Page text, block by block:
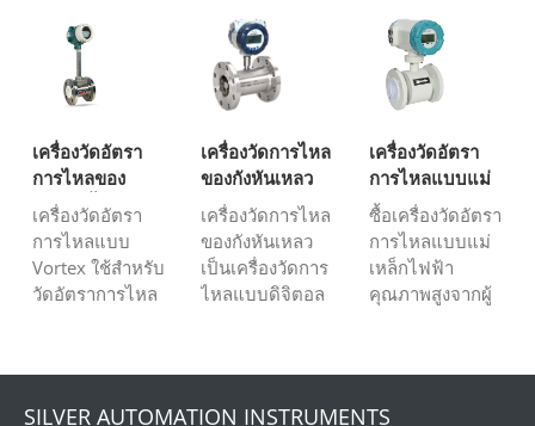
อาจเป็นงานที่
ยากสำหรับเครื่อง
วัดการไหล เช่น
ของกังหัน โรตา
มิเตอร์ เครื่องวัด
อัตราการไหลเชิง
บ...
ของเครื่องวัด
อัตราการไหล
สำหรับวัด
ปริมาณการใช้น้ำ
คือ 6 นิ้วซึ่ง
เท่ากับ DN150
เครื่องวัดอัตรา
หลายประเภท...
ฉีดสารเคมี หรือ
สถานีเติม
ไฮโดรเจน
เครื่องวัดอัตรา
การไหลของ
กระแสน้ำวน
เครื่องวัดอัตรา
การไหลแบบ
Vortex ใช้สำหรับ
วัดอัตราการไหล
สะอาด ติดต่อเรา
เครื่องวัดการไหล
ของกังหันเหลว
เครื่องวัดการไหล
ของกังหันเหลว
เป็นเครื่องวัดการ
ไหลแบบดิจิตอล
ดีเซลเบนซินน้ำ
เครื่องวัดอัตรา
การไหลแบบแม่
เหล็กไฟฟ้า
ซื้อเครื่องวัดอัตรา
การไหลแบบแม่
เหล็กไฟฟ้า
คุณภาพสูงจากผู้
ประหยัดและจัด
SILVER AUTOMATION INSTRUMENTS